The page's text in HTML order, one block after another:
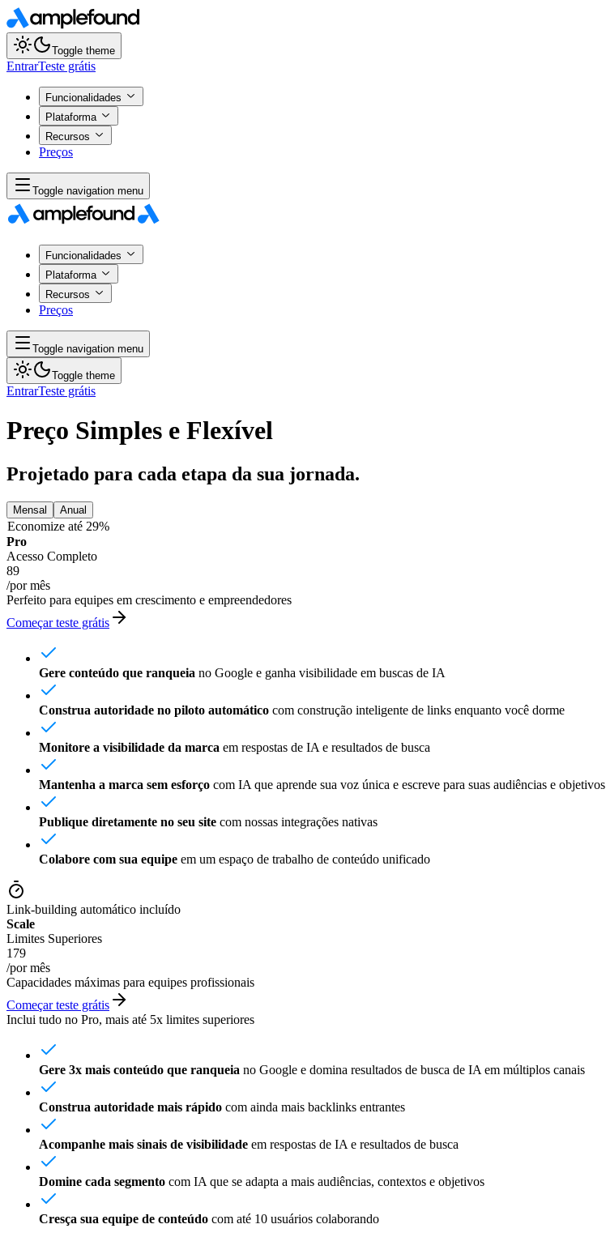
Toggle theme
EntrarTeste grátis
Funcionalidades
Plataforma
Recursos
Preços
Toggle navigation menu
Funcionalidades
Plataforma
Recursos
Preços
Toggle navigation menu
Toggle theme
EntrarTeste grátis
Preço Simples e Flexível
Projetado para cada etapa da sua jornada.
Mensal Anual
Economize até 29%
Pro
Acesso Completo
89
/por mês
Perfeito para equipes em crescimento e empreendedores
Começar teste grátis
Gere conteúdo que ranqueia no Google e ganha visibilidade em buscas de IA
Construa autoridade no piloto automático com construção inteligente de links enquanto você dorme
Monitore a visibilidade da marca em respostas de IA e resultados de busca
Mantenha a marca sem esforço com IA que aprende sua voz única e escreve para suas audiências e objetivos
Publique diretamente no seu site com nossas integrações nativas
Colabore com sua equipe em um espaço de trabalho de conteúdo unificado
Link-building automático incluído
Scale
Limites Superiores
179
/por mês
Capacidades máximas para equipes profissionais
Começar teste grátis
Inclui tudo no Pro, mais até 5x limites superiores
Gere 3x mais conteúdo que ranqueia no Google e domina resultados de busca de IA em múltiplos canais
Construa autoridade mais rápido com ainda mais backlinks entrantes
Acompanhe mais sinais de visibilidade em respostas de IA e resultados de busca
Domine cada segmento com IA que se adapta a mais audiências, contextos e objetivos
Cresça sua equipe de conteúdo com até 10 usuários colaborando